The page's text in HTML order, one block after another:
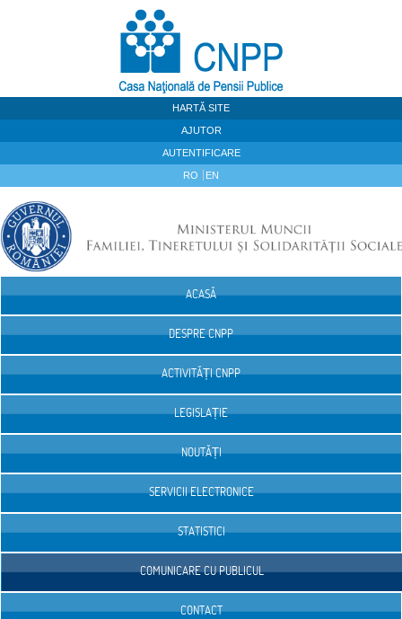
HARTĂ SITE
AJUTOR
AUTENTIFICARE
RO EN
ACASĂ
DESPRE CNPP
ACTIVITĂȚI CNPP
LEGISLAȚIE
NOUTĂȚI
SERVICII ELECTRONICE
STATISTICI
COMUNICARE CU PUBLICUL
CONTACT